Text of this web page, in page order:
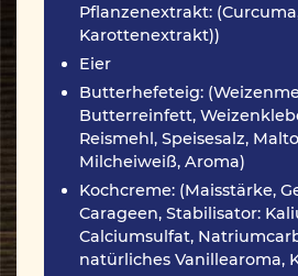
Pflanzenextrakt:
Karottenextrakt))
Eier
Butterhefeteig:
Butterreinfett,
Reismehl, Speisesalz,
Milcheiweiß, Aroma)
Kochcreme: (Maisstärke,
Carageen, Stabilisator:
Calciumsulfat,
natürliches Vanillearoma,